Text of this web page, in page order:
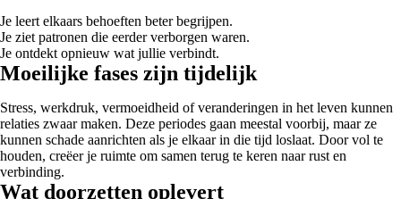
Je leert elkaars behoeften beter begrijpen.
Je ziet patronen die eerder verborgen waren.
Je ontdekt opnieuw wat jullie verbindt.
Moeilijke fases zijn tijdelijk
Stress, werkdruk, vermoeidheid of veranderingen in het leven kunnen
relaties zwaar maken. Deze periodes gaan meestal voorbij, maar ze
kunnen schade aanrichten als je elkaar in die tijd loslaat. Door vol te
houden, creëer je ruimte om samen terug te keren naar rust en
verbinding.
Wat doorzetten oplevert